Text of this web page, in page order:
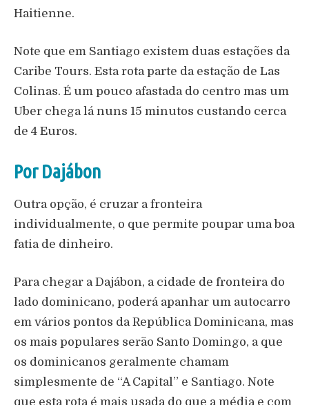
Haitienne.
Note que em Santiago existem duas estações da
Caribe Tours. Esta rota parte da estação de Las
Colinas. É um pouco afastada do centro mas um
Uber chega lá nuns 15 minutos custando cerca
de 4 Euros.
Por Dajábon
Outra opção, é cruzar a fronteira
individualmente, o que permite poupar uma boa
fatia de dinheiro.
Para chegar a Dajábon, a cidade de fronteira do
lado dominicano, poderá apanhar um autocarro
em vários pontos da República Dominicana, mas
os mais populares serão Santo Domingo, a que
os dominicanos geralmente chamam
simplesmente de “A Capital” e Santiago. Note
que esta rota é mais usada do que a média e com